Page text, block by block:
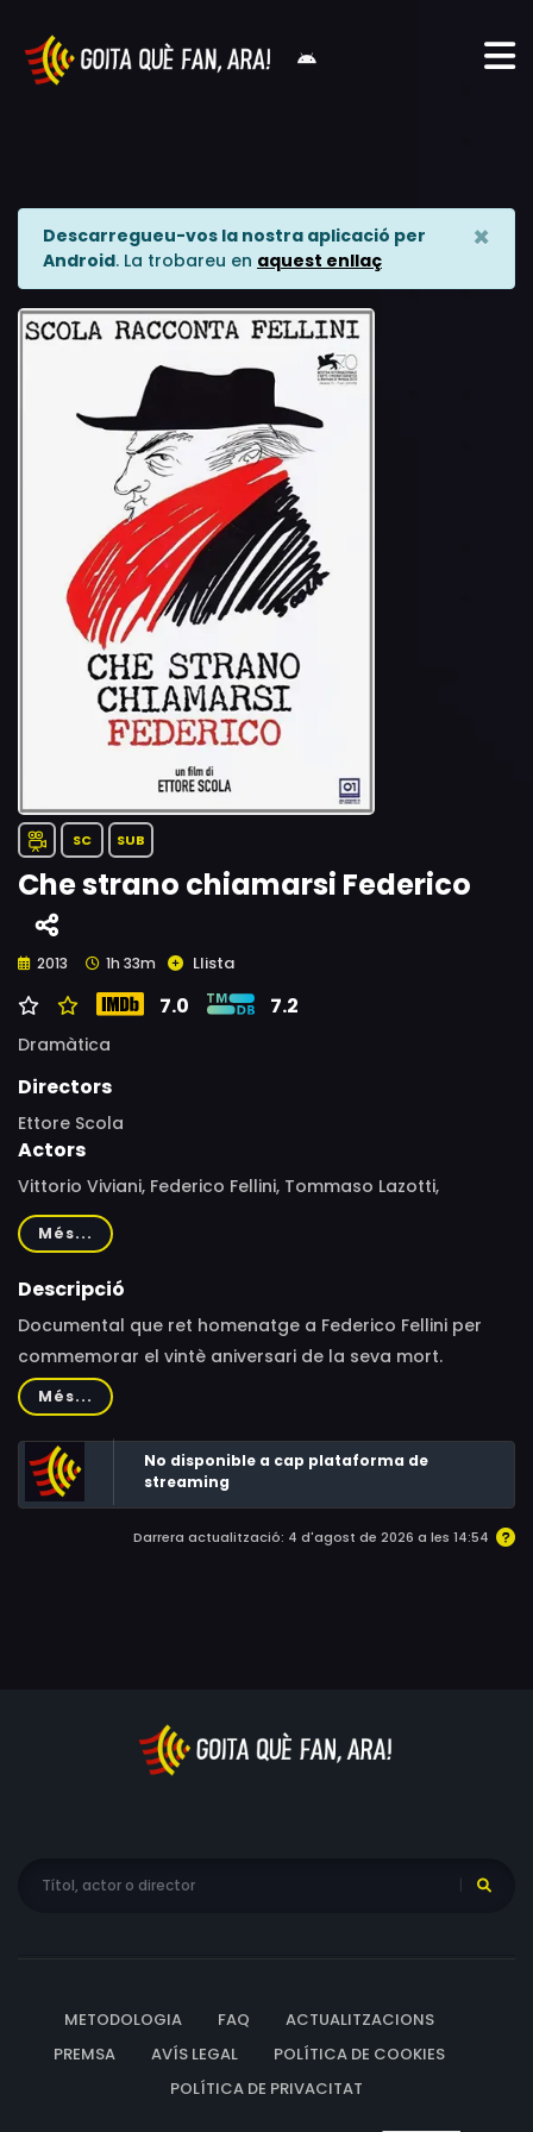
Descarregueu-vos la nostra aplicació per
Android. La trobareu en aquest enllaç
×
SC SUB
Che strano chiamarsi Federico
2013 1h 33m Llista
7.0 7.2
Dramàtica
Directors
Ettore Scola
Actors
Vittorio Viviani, Federico Fellini, Tommaso Lazotti,
Giacomo Lazotti, Sergio Rubini, Emiliano De Martino,
Andrea Salerno, Miriam Dalmazio, Sergio Pierattini,
Giovanni Candelari, Carlo Luca De Ruggieri, Pietro Scola
D'Argenio, Michele Rosiello, Giulio Forges Davanzati,
Alberto Clemente, Fabio Morici, Pierluigi Gigante
Més...
Descripció
Documental que ret homenatge a Federico Fellini per
commemorar el vintè aniversari de la seva mort.
Combina imatges d’arxiu i escenes rodades a Cinecittà.
Ettore Scola evoca la seva trobada amb ell a la revista
satírica"Marc’Aurelio"als anys cinquanta i recorda les
amistats comunes i, sobretot, el plaer compartit de fer
cinema.
Més...
No disponible a cap plataforma de
streaming
Darrera actualització: 4 d'agost de 2026 a les 14:54
METODOLOGIA FAQ
ACTUALITZACIONS
PREMSA
AVÍS LEGAL
POLÍTICA DE COOKIES
POLÍTICA DE PRIVACITAT